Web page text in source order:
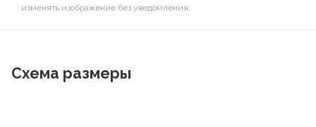
изменять изображение без уведомления.
Схема размеры